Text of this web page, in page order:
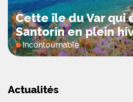
Cette île du Var qui
Santorin en plein
Incontournable
Actualités